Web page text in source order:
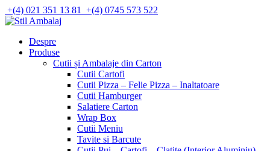
Skip
to
+(4) 021 351 13 81 +(4) 0745 573 522
Despre
Produse
Cutii și Ambalaje din Carton
Cutii Cartofi
Cutii Pizza – Felie Pizza – Inaltatoare
Cutii Hamburger
Salatiere Carton
Wrap Box
Cutii Meniu
Tavite si Barcute